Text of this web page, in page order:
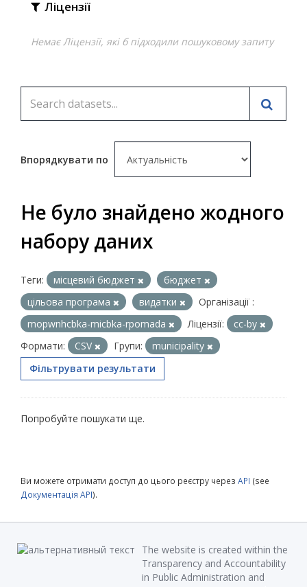
Ліцензії
Немає Ліцензії, які б підходили пошуковому запиту
Впорядкувати по
Не було знайдено жодного
набору даних
Теги: місцевий бюджет
бюджет
цільова програма
видатки
Організації :
mopwnhcbka-micbka-rpomada
Ліцензії:
cc-by
Формати:
CSV Групи:
municipality
Фільтрувати результати
Попробуйте пошукати ще.
Ви можете отримати доступ до цього реєстру через API (see
Документація API).
The website is created within the
Transparency and Accountability
in Public Administration and